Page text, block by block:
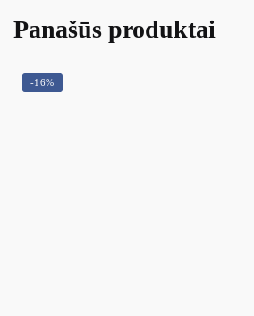
Panašūs produktai
-16%